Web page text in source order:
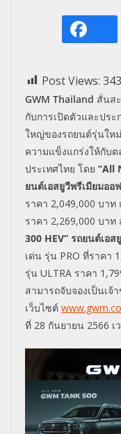
Post Views: 343
GWM Thailand สั่นส
กับการเปิดตัวและประ
ใหญ่ของรถยนต์รุ่นให
ความแข็งแกร่งให้กับ
ประเทศไทย โดย “All
ยนต์เอสยูวีพรีเมียมออ
ราคา 2,049,000 บาท
ราคา 2,269,000 บาท
300 HEV” รถยนต์เอ
เด่น รุ่น PRO ที่ราคา
รุ่น ULTRA ราคา
สามารถจับจองเป็นเจ้
เว็บไซต์
ที่ 28 กันยายน 2566 เ